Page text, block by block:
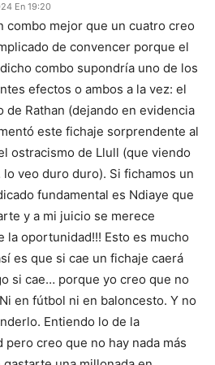
En 19:20
combo mejor que un cuatro creo
de convencer porque el
combo supondría uno de los
efectos o ambos a la vez: el
de Rathan (dejando en evidencia
este fichaje sorprendente al
ostracismo de Llull (que viendo
veo duro duro). Si fichamos un
fundamental es Ndiaye que
y a mi juicio se merece
la oportunidad!!! Esto es mucho
es que si cae un fichaje caerá
si cae… porque yo creo que no
en fútbol ni en baloncesto. Y no
Entiendo lo de la
pero creo que no hay nada más